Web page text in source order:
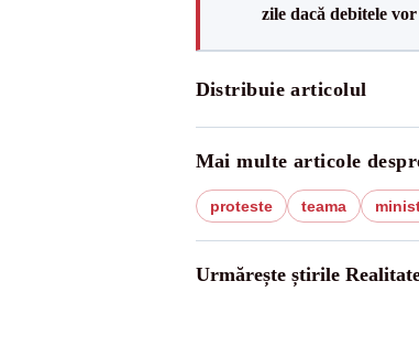
zile dacă debitele vor
Distribuie articolul
Mai multe articole
proteste teama
Urmărește știrile